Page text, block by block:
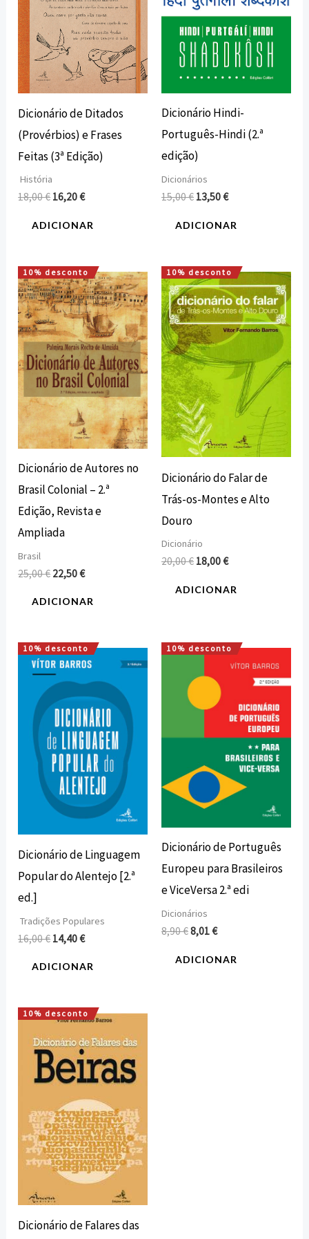
Dicionário de Ditados
(Provérbios) e Frases
Feitas (3ª Edição)
História
18,00€ 16,20€
ADICIONAR
Dicionário Hindi-
Português-Hindi (2.ª
edição)
Dicionários
15,00€ 13,50€
ADICIONAR
10% desconto
Dicionário de Autores no
Brasil Colonial – 2.ª
Edição, Revista e
Ampliada
Brasil
25,00€
O
preço
original
era:
25,00 €.
22,50€
O
preço
atual
é:
22,50 €.
ADICIONAR
10% desconto
Dicionário do Falar de
Trás-os-Montes e Alto
Douro
Dicionário
20,00€
O
preço
original
era:
20,00 €.
18,00€
O
preço
atual
é:
18,00 €.
ADICIONAR
10% desconto
Dicionário de Linguagem
Popular do Alentejo [2.ª
ed.]
Tradições Populares
16,00€
O
preço
original
16,00 €.
14,40€
O
preço
atual
é:
14,40 €.
ADICIONAR
10% desconto
Dicionário de Português
Europeu para Brasileiros
e ViceVersa 2.ª edi
Dicionários
8,90€
O
original
8,90 €.
8,01€
O
preço
atual
é:
8,01 €.
ADICIONAR
10% desconto
Dicionário de Falares das
O
original
era:
21,50 €.
O
atual
é:
19,35 €.